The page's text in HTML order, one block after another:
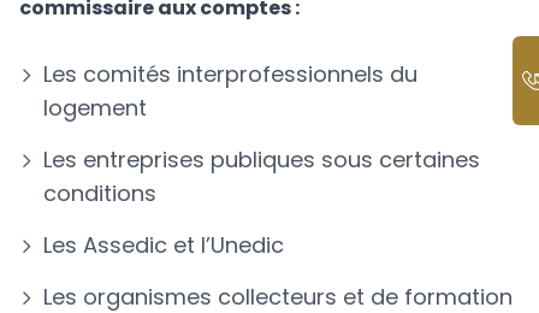
commissaire aux comptes :
Les comités interprofessionnels du
logement
Les entreprises publiques sous certaines
conditions
Les Assedic et l’Unedic
Les organismes collecteurs et de formation